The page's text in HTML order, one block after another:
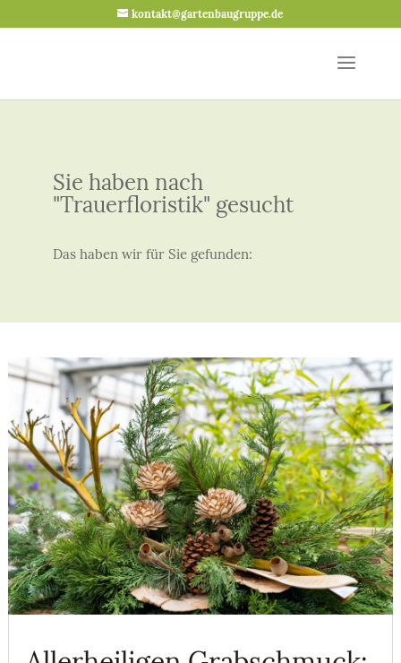
kontakt@gartenbaugruppe.de
Sie haben nach
"Trauerfloristik" gesucht
Das haben wir für Sie gefunden: